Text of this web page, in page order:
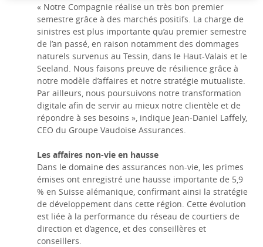
« Notre Compagnie réalise un très bon premier
semestre grâce à des marchés positifs. La charge de
sinistres est plus importante qu’au premier semestre
de l’an passé, en raison notamment des dommages
naturels survenus au Tessin, dans le Haut-Valais et le
Seeland. Nous faisons preuve de résilience grâce à
notre modèle d’affaires et notre stratégie mutualiste.
Par ailleurs, nous poursuivons notre transformation
digitale afin de servir au mieux notre clientèle et de
répondre à ses besoins », indique Jean-Daniel Laffely,
CEO du Groupe Vaudoise Assurances.
Les affaires non-vie en hausse
Dans le domaine des assurances non-vie, les primes
émises ont enregistré une hausse importante de 5,9
% en Suisse alémanique, confirmant ainsi la stratégie
de développement dans cette région. Cette évolution
est liée à la performance du réseau de courtiers de
direction et d’agence, et des conseillères et
conseillers.